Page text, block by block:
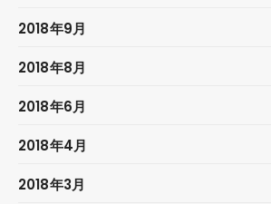
2018年9月
2018年8月
2018年6月
2018年4月
2018年3月